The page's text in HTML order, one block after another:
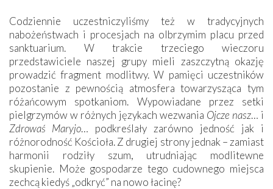
Codziennie uczestniczyliśmy też w tradycyjnych
nabożeństwach i procesjach na olbrzymim placu przed
sanktuarium. W trakcie trzeciego wieczoru
przedstawiciele naszej grupy mieli zaszczytną okazję
prowadzić fragment modlitwy. W pamięci uczestników
pozostanie z pewnością atmosfera towarzysząca tym
różańcowym spotkaniom. Wypowiadane przez setki
pielgrzymów w różnych językach wezwania Ojcze nasz… i
Zdrowaś Maryjo… podkreślały zarówno jedność jak i
różnorodność Kościoła. Z drugiej strony jednak – zamiast
harmonii rodziły szum, utrudniając modlitewne
skupienie. Może gospodarze tego cudownego miejsca
zechcą kiedyś „odkryć” na nowo łacinę?